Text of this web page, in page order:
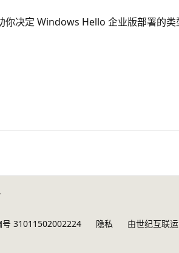
你决定 Windows Hello 企业版部署的类
号 31011502002224 隐私 由世纪互联